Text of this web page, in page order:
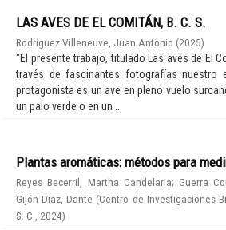
LAS AVES DE EL COMITÁN, B. C. S.
Rodríguez Villeneuve, Juan Antonio (2025)
"El presente trabajo, titulado Las aves de El
través de fascinantes fotografías nuestro
protagonista es un ave en pleno vuelo
un palo verde o en un ...
Plantas aromáticas: métodos para
Reyes Becerril, Martha Candelaria;Guerra
Gijón Díaz, Dante (Centro de Investigaciones
S. C.
2024)